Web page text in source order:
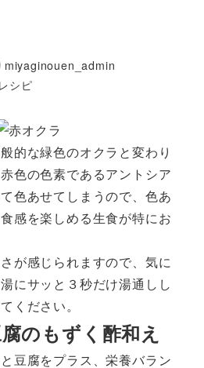
miyaginouen_admin
シピ
的な緑色のオクラと変わり
色の色素であるアントシア
色あせてしまうので、色あ
感を楽しめる生食が特にお
が感じられますので、気に
にサッと３秒だけ湯通しし
ください。
のもずく酢和え
豆腐をプラス、栄養バラン